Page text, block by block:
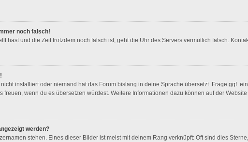
noch falsch!
hast und die Zeit trotzdem noch falsch ist, geht die Uhr des Servers vermutlich falsch.
installiert oder niemand hat das Forum bislang in deine Sprache übersetzt. Frage ggf.
wenn du es übersetzen würdest. Weitere Informationen dazu können auf der Website
werden?
stehen. Eines dieser Bilder ist meist mit deinem Rang verknüpft: Oft sind dies